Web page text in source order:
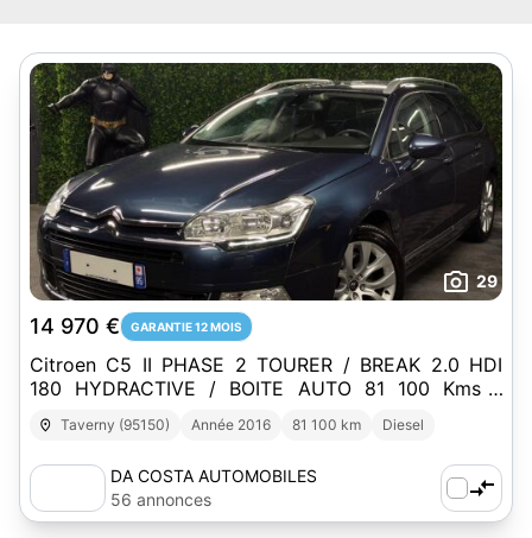
29
14 970 € GARANTIE 12 MOIS
Citroen C5 II PHASE 2 TOURER / BREAK 2.0 HDI
180 HYDRACTIVE / BOITE AUTO 81 100 Kms -
GARANTIE 1 AN
Taverny (95150) Année 2016 81 100 km Diesel
DA COSTA AUTOMOBILES
56 annonces